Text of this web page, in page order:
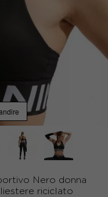
Nero donna
riciclato